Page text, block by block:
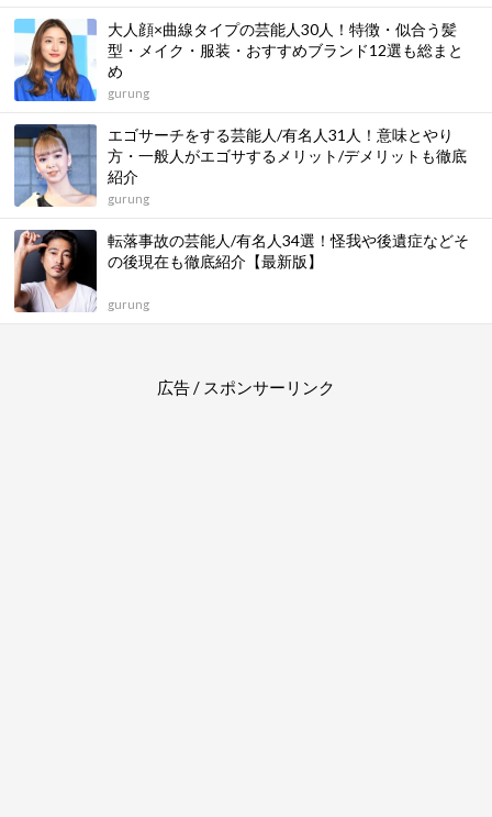
大人顔×曲線タイプの芸能人30人！特徴・似合う髪
型・メイク・服装・おすすめブランド12選も総まと
め
gurung
エゴサーチをする芸能人/有名人31人！意味とやり
方・一般人がエゴサするメリット/デメリットも徹底
紹介
gurung
転落事故の芸能人/有名人34選！怪我や後遺症などそ
の後現在も徹底紹介【最新版】
gurung
広告 / スポンサーリンク